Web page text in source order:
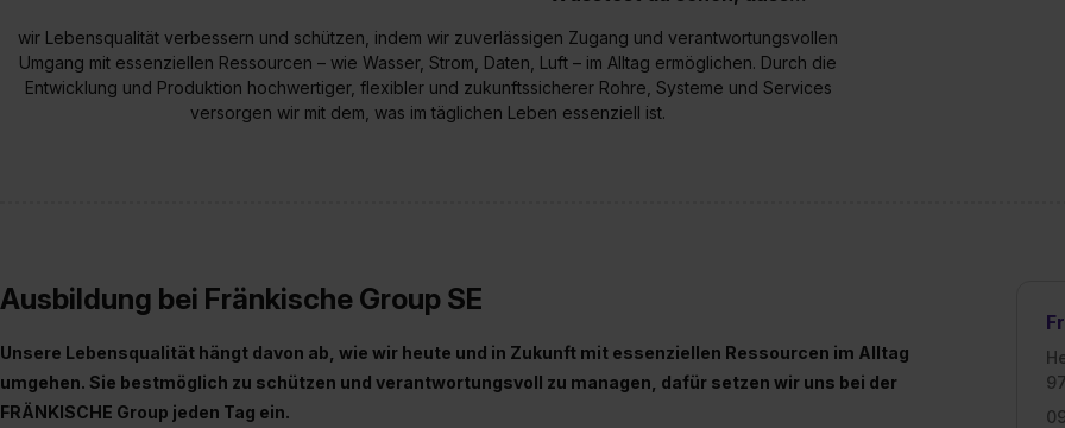
wir Lebensqualität verbessern und schützen, indem wir zuverlässigen Zugang und verantwortungsvollen
Umgang mit essenziellen Ressourcen – wie Wasser, Strom, Daten, Luft – im Alltag ermöglichen. Durch die
Entwicklung und Produktion hochwertiger, flexibler und zukunftssicherer Rohre, Systeme und Services
versorgen wir mit dem, was im täglichen Leben essenziell ist.
Ausbildung bei Fränkische Group SE
Unsere Lebensqualität hängt davon ab, wie wir heute und in Zukunft mit essenziellen Ressourcen im Alltag
umgehen. Sie bestmöglich zu schützen und verantwortungsvoll zu managen, dafür setzen wir uns bei der
FRÄNKISCHE Group jeden Tag ein.